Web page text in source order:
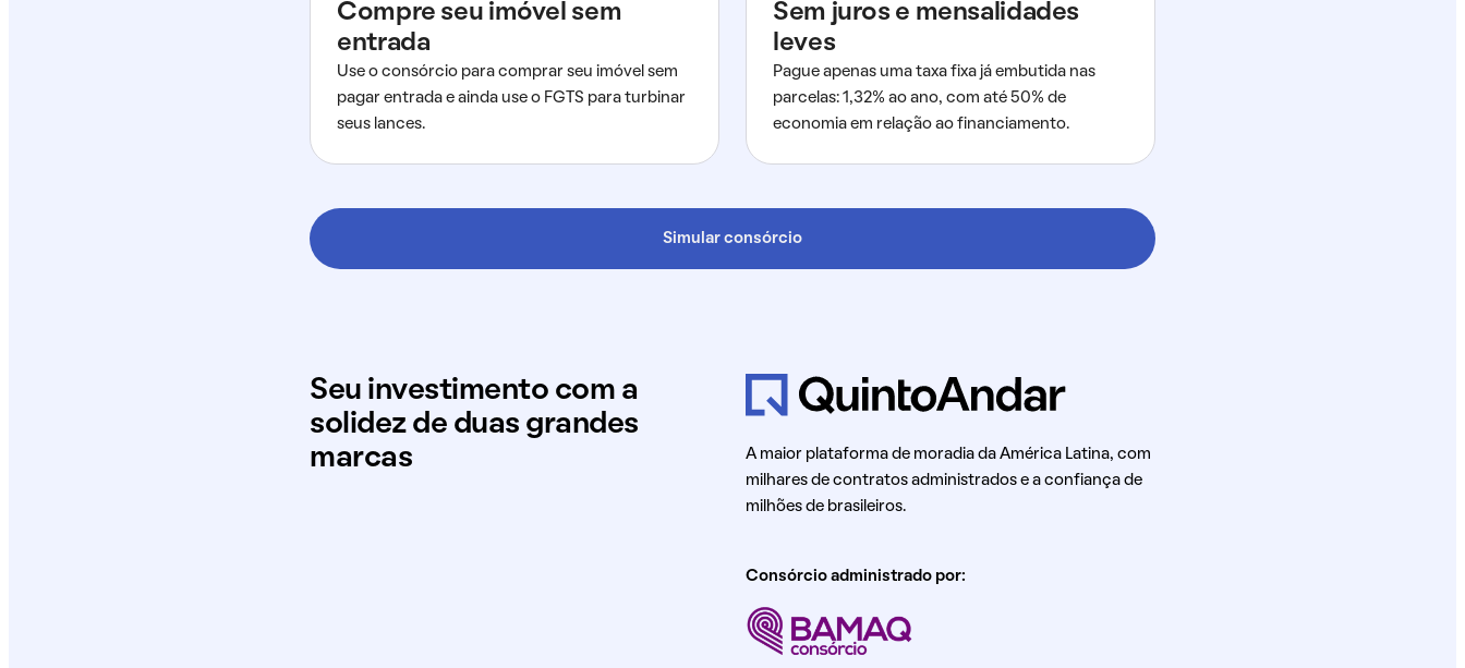
Compre seu imóvel sem
entrada
Use o consórcio para comprar seu imóvel sem
pagar entrada e ainda use o FGTS para turbinar
seus lances.
Sem juros e mensalidades
leves
Pague apenas uma taxa fixa já embutida nas
parcelas: 1,32% ao ano, com até 50% de
economia em relação ao financiamento.
Simular consórcio
Seu investimento com a
solidez de duas grandes
marcas
A maior plataforma de moradia da América Latina, com
milhares de contratos administrados e a confiança de
milhões de brasileiros.
Consórcio administrado por: